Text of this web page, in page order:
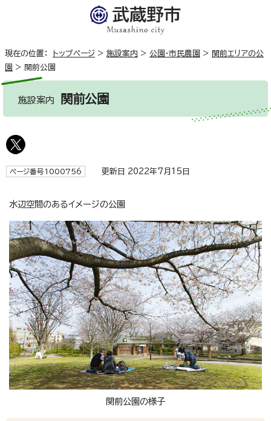
現在の位置： トップページ > 施設案内 > 公園・市民農園 > 関前エリアの公
園 > 関前公園
施設案内 関前公園
ページ番号1000756 更新日 2022年7月15日
水辺空間のあるイメージの公園
関前公園の様子